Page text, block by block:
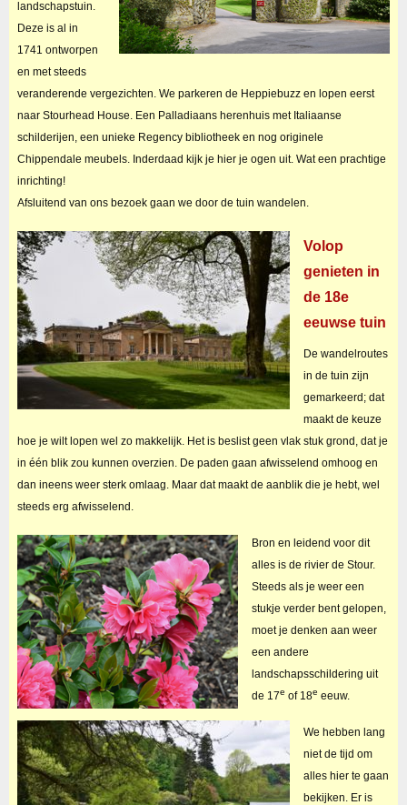
landschapstuin.
Deze is al in
1741 ontworpen
en met steeds
veranderende vergezichten. We parkeren de Heppiebuzz en lopen eerst
naar Stourhead House. Een Palladiaans herenhuis met Italiaanse
schilderijen, een unieke Regency bibliotheek en nog originele
Chippendale meubels. Inderdaad kijk je hier je ogen uit. Wat een prachtige
inrichting!
Afsluitend van ons bezoek gaan we door de tuin wandelen.
Volop
genieten in
de 18e
eeuwse tuin
De wandelroutes
in de tuin zijn
gemarkeerd; dat
maakt de keuze
hoe je wilt lopen wel zo makkelijk. Het is beslist geen vlak stuk grond, dat je
in één blik zou kunnen overzien. De paden gaan afwisselend omhoog en
dan ineens weer sterk omlaag. Maar dat maakt de aanblik die je hebt, wel
steeds erg afwisselend.
Bron en leidend voor dit
alles is de rivier de Stour.
Steeds als je weer een
stukje verder bent gelopen,
moet je denken aan weer
een andere
landschapsschildering uit
de 17e of 18e eeuw.
We hebben lang
niet de tijd om
alles hier te gaan
bekijken. Er is